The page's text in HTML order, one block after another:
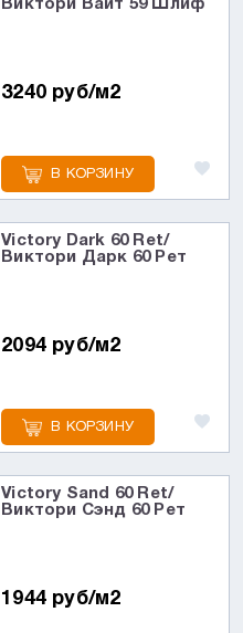
Виктори Вайт 59 Шлиф
3240 руб/м2
В КОРЗИНУ
Victory Dark 60 Ret/
Виктори Дарк 60 Рет
2094 руб/м2
В КОРЗИНУ
Victory Sand 60 Ret/
Виктори Сэнд 60 Рет
1944 руб/м2